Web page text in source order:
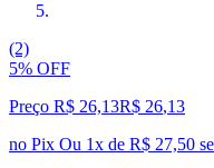
(2)
5% OFF
Preço R$ 26,13R$ 26,13
no Pix Ou 1x de R$ 27,50